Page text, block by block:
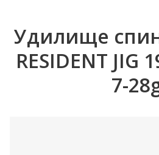
Удилище
RESIDENT JIG
7-